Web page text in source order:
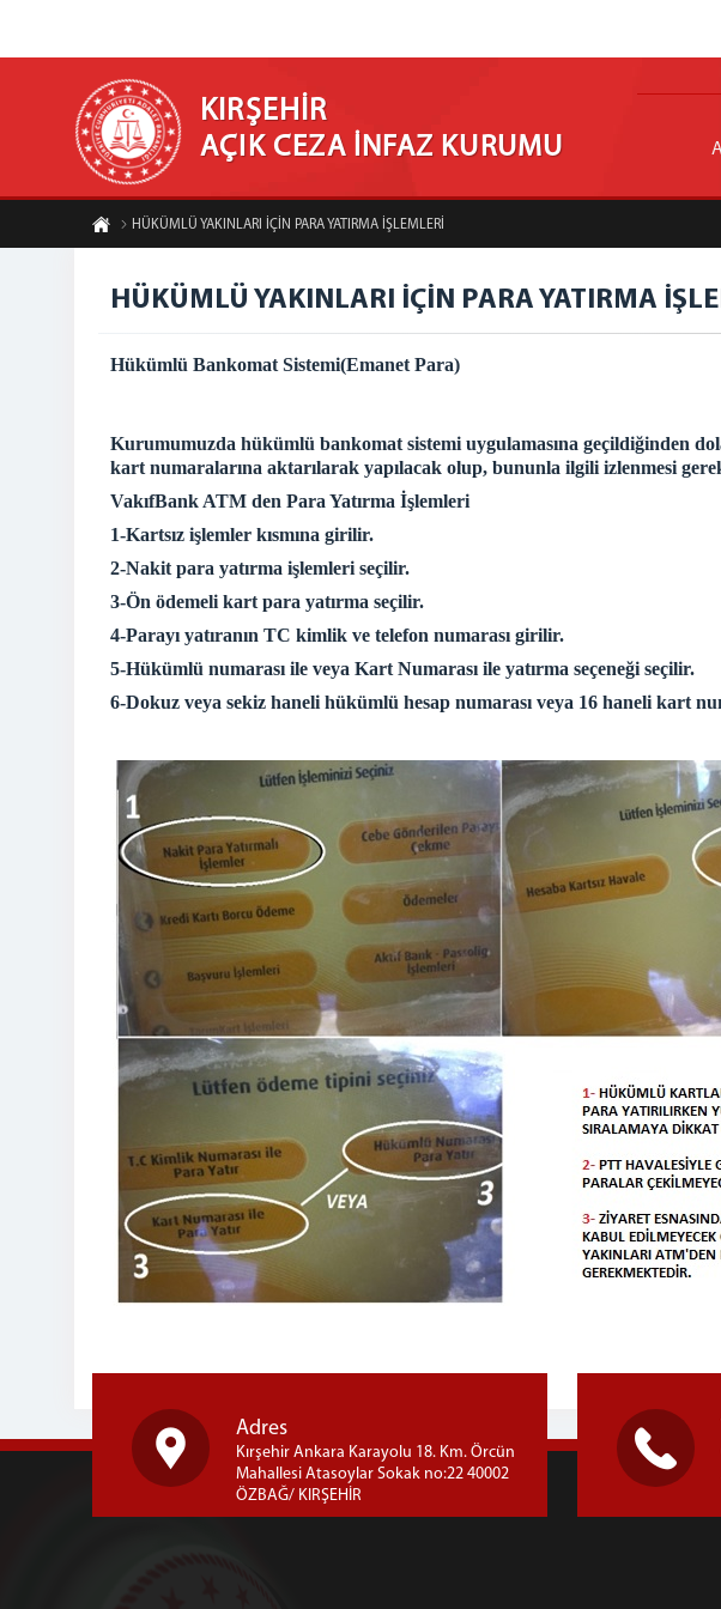
KIRŞEHİR
AÇIK CEZA İNFAZ KURUMU
HÜKÜMLÜ YAKINLARI İÇİN PARA YATIRMA İŞLEMLERİ
HÜKÜMLÜ YAKINLARI İÇİN PARA YATIRMA
Hükümlü Bankomat Sistemi(Emanet Para)
Kurumumuzda hükümlü bankomat sistemi uygulamasına geçildiğinden
kart numaralarına aktarılarak yapılacak olup, bununla ilgili izlenmesi
VakıfBank ATM den Para Yatırma İşlemleri
1-Kartsız işlemler kısmına girilir.
2-Nakit para yatırma işlemleri seçilir.
3-Ön ödemeli kart para yatırma seçilir.
4-Parayı yatıranın TC kimlik ve telefon numarası girilir.
5-Hükümlü numarası ile veya Kart Numarası ile yatırma seçeneği seçilir.
6-Dokuz veya sekiz haneli hükümlü hesap numarası veya 16 haneli kart
Adres
Kırşehir Ankara Karayolu 18. Km. Örcün
Mahallesi Atasoylar Sokak no:22 40002
ÖZBAĞ/ KIRŞEHİR